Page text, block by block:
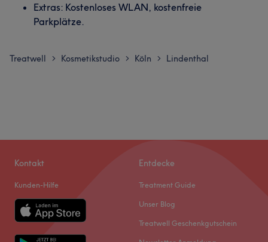
Extras: Kostenloses WLAN, kostenfreie
Parkplätze.
Treatwell > Kosmetikstudio > Köln > Lindenthal
Kontakt
Kunden-Hilfe
Entdecke
Treatment Guide
Unser Blog
Treatwell Geschenkgutschein